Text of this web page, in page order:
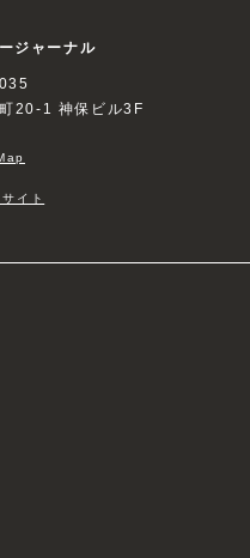
ジャーナル
20-1 神保ビル3F
イト